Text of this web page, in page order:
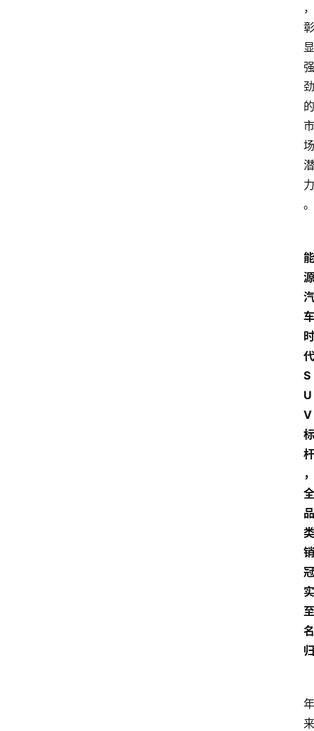
，
彰
显
强
劲
的
市
场
潜
力
。
能
源
汽
车
时
代
S
U
V
标
杆
，
全
品
类
销
冠
实
至
名
归
年
来